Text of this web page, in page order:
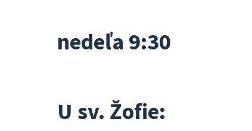
nedeľa 9:30
U sv. Žofie: